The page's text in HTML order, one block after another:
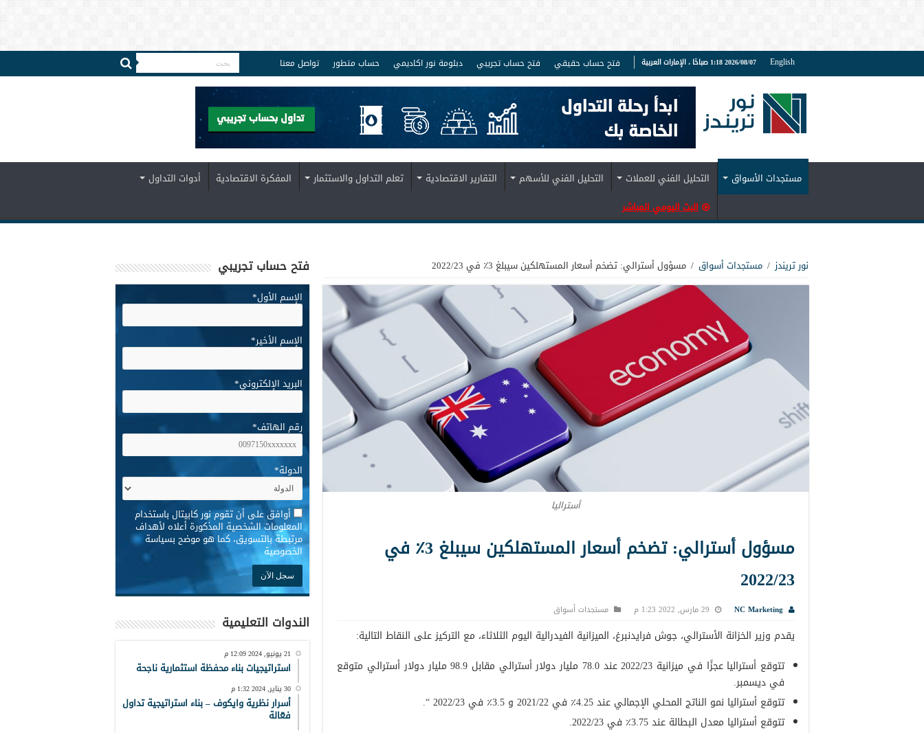
English 2026/08/07 1:18 صباحًا ، الإمارات العربية فتح حساب حقيقي فتح حساب تجريبي دبلومة نور اكاديمي حساب متطور تواصل معنا
مستجدات الأسواق التحليل الفني للعملات التحليل الفني للأسهم التقارير الاقتصادية تعلم التداول والاستثمار المفكرة الاقتصادية
أدوات التداول
البث اليومي المباشر
نور تريندز / مستجدات أسواق / مسؤول أسترالي: تضخم أسعار المستهلكين سيبلغ 3٪ في 2022/23
أستراليا
مسؤول أسترالي: تضخم أسعار المستهلكين سيبلغ 3٪ في
2022/23
NC Marketing 29 مارس, 2022 1:23 م مستجدات أسواق
يقدم وزير الخزانة الأسترالي، جوش فرايدنبرغ، الميزانية الفيدرالية اليوم الثلاثاء، مع التركيز على النقاط التالية:
تتوقع أستراليا عجزًا في ميزانية 2022/23 عند 78.0 مليار دولار أسترالي مقابل 98.9 مليار دولار أسترالي متوقع
في ديسمبر.
تتوقع أستراليا نمو الناتج المحلي الإجمالي عند 4.25٪ في 2021/22 و 3.5٪ في 2022/23 “.
تتوقع أستراليا معدل البطالة عند 3.75٪ في 2022/23.
فتح حساب تجريبي
الإسم الأول*
الإسم الأخير*
البريد الإلكتروني*
رقم الهاتف*
الدولة*
* أوافق على أن تقوم نور كابيتال باستخدام
المعلومات الشخصية المذكورة أعلاه لأهداف
مرتبطة بالتسويق، كما هو موضح بسياسة
الخصوصية
الندوات التعليمية
21 يونيو, 2024 12:09 م
استراتيجيات بناء محفظة استثمارية ناجحة
30 يناير, 2024 1:32 م
أسرار نظرية وايكوف – بناء استراتيجية تداول
فعّالة